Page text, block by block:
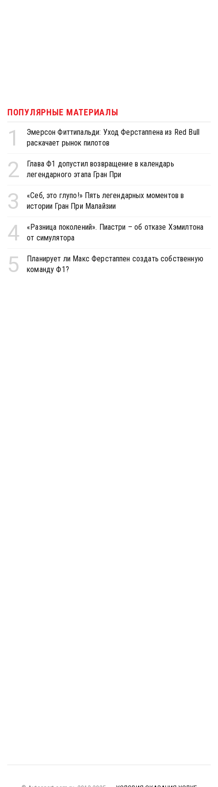
ПОПУЛЯРНЫЕ МАТЕРИАЛЫ
1
Эмерсон Фиттипальди: Уход Ферстаппена из Red Bull
раскачает рынок пилотов
2
Глава Ф1 допустил возвращение в календарь
легендарного этапа Гран При
3
«Себ, это глупо!» Пять легендарных моментов в
истории Гран При Малайзии
4
«Разница поколений». Пиастри – об отказе Хэмилтона
от симулятора
5
Планирует ли Макс Ферстаппен создать собственную
команду Ф1?